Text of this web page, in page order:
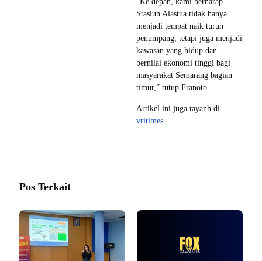
Stasiun Alastua tidak hanya
menjadi tempat naik turun
penumpang, tetapi juga menjadi
kawasan yang hidup dan
bernilai ekonomi tinggi bagi
masyarakat Semarang bagian
timur,” tutup Franoto.
Artikel ini juga tayanh di
vritimes
Pos Terkait